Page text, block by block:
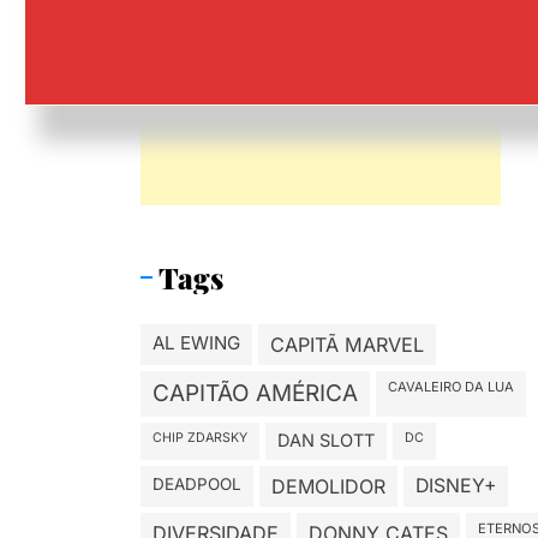
Tags
AL EWING CAPITÃ MARVEL
CAPITÃO AMÉRICA CAVALEIRO DA LUA
CHIP ZDARSKY DAN SLOTT DC
DEADPOOL DEMOLIDOR DISNEY+
DIVERSIDADE DONNY CATES